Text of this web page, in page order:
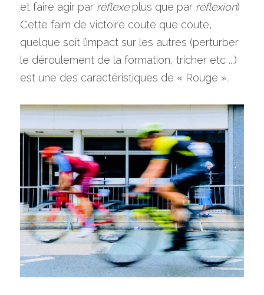
et faire agir par réflexe plus que par réflexion)
Cette faim de victoire coute que coute,
quelque soit l’impact sur les autres (perturber
le déroulement de la formation, tricher etc ...)
est une des caractéristiques de « Rouge ».